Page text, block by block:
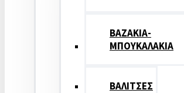
ΒΑΖΑΚΙΑ-
ΜΠΟΥΚΑΛΑΚΙΑ
ΒΑΛΙΤΣΕΣ